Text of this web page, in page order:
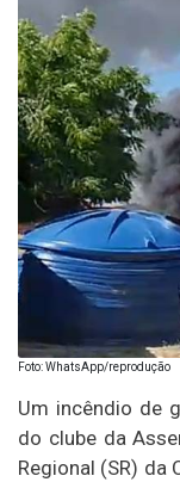
Foto: WhatsApp/reprodução
Um incêndio de
do clube da
Regional (SR) da